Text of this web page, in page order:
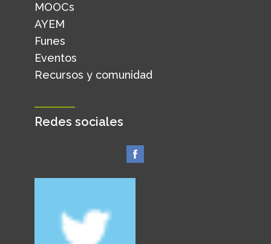
MOOCs
AYEM
Funes
Eventos
Recursos y comunidad
Redes sociales